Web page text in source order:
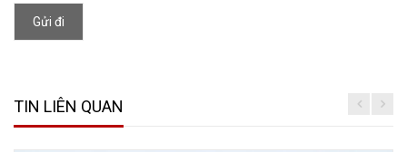
Gửi đi
TIN LIÊN QUAN